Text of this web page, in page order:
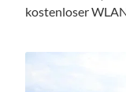
kostenloser